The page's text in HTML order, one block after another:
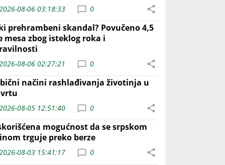
08-06 03:18:33 0
prehrambeni skandal? Povučeno 4,5
mesa zbog isteklog roka i
08-06 02:27:21 0
načini rashlađivanja životinja u
vrtu
08-05 12:51:40 0
mogućnost da se srpskom
trguje preko berze
08-03 15:41:17 0